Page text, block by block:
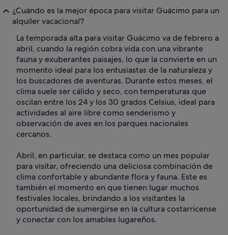
¿Cuándo es la mejor época para visitar Guácimo para un
alquiler vacacional?
La temporada alta para visitar Guácimo va de febrero a
abril, cuando la región cobra vida con una vibrante
fauna y exuberantes paisajes, lo que la convierte en un
momento ideal para los entusiastas de la naturaleza y
los buscadores de aventuras. Durante estos meses, el
clima suele ser cálido y seco, con temperaturas que
oscilan entre los 24 y los 30 grados Celsius, ideal para
actividades al aire libre como senderismo y
observación de aves en los parques nacionales
cercanos.
Abril, en particular, se destaca como un mes popular
para visitar, ofreciendo una deliciosa combinación de
clima confortable y abundante flora y fauna. Este es
también el momento en que tienen lugar muchos
festivales locales, brindando a los visitantes la
oportunidad de sumergirse en la cultura costarricense
y conectar con los amables lugareños.